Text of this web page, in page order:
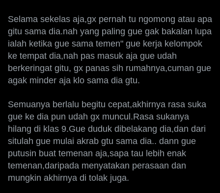
Selama sekelas aja,gx pernah tu ngomong atau apa
gitu sama dia.nah yang paling gue gak bakalan lupa
ialah ketika gue sama temen" gue kerja kelompok
ke tempat dia,nah pas masuk aja gue udah
berkeringat gitu, gx panas sih rumahnya,cuman gue
agak minder aja klo sama dia gtu.
Semuanya berlalu begitu cepat,akhirnya rasa suka
gue ke dia pun udah gx muncul.Rasa sukanya
hilang di klas 9.Gue duduk dibelakang dia,dan dari
situlah gue mulai akrab gtu sama dia.. dann gue
putusin buat temenan aja,sapa tau lebih enak
temenan,daripada menyatakan perasaan dan
mungkin akhirnya di tolak juga.